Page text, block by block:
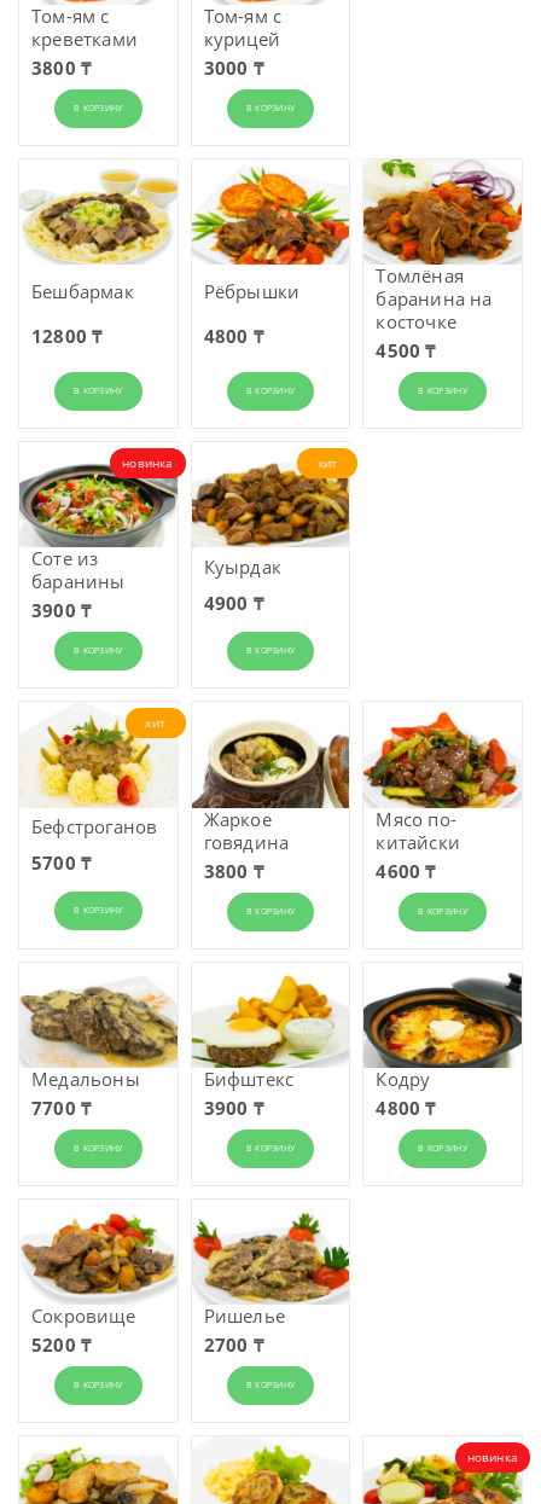
Том-ям с
креветками
3800 ₸
В КОРЗИНУ
Том-ям с
курицей
3000 ₸
В КОРЗИНУ
Бешбармак
12800 ₸
В КОРЗИНУ
Рёбрышки
4800 ₸
В КОРЗИНУ
Томлёная
баранина на
косточке
4500 ₸
В КОРЗИНУ
новинка
Соте из
баранины
3900 ₸
В КОРЗИНУ
хит
Куырдак
4900 ₸
В КОРЗИНУ
хит
Бефстрога­нов
5700 ₸
В КОРЗИНУ
Жаркое
говядина
3800 ₸
В КОРЗИНУ
Мясо по-
китайски
4600 ₸
В КОРЗИНУ
Медальоны
7700 ₸
В КОРЗИНУ
Бифштекс
3900 ₸
В КОРЗИНУ
Кодру
4800 ₸
В КОРЗИНУ
Сокровище
5200 ₸
В КОРЗИНУ
Ришелье
2700 ₸
В КОРЗИНУ
новинка